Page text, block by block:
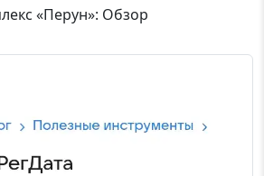
«Перун»: Обзор